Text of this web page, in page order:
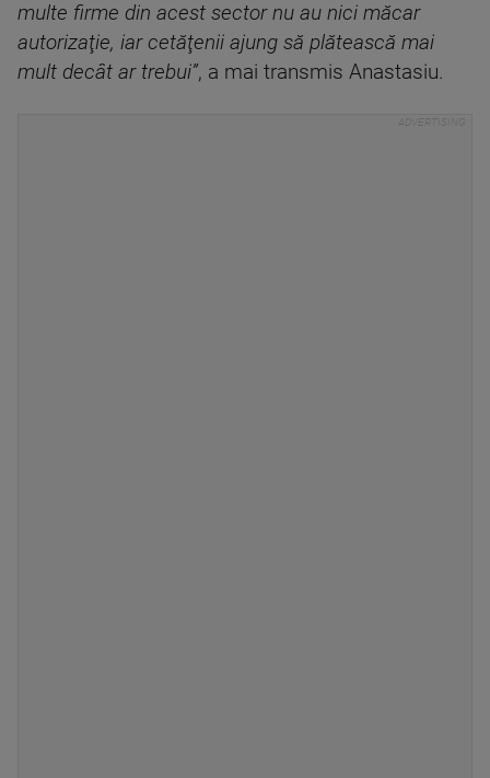
multe firme din acest sector nu au nici măcar
autorizaţie, iar cetăţenii ajung să plătească mai
mult decât ar trebui”, a mai transmis Anastasiu.